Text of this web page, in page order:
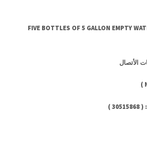
FIVE BOTTLES OF 5 GALLON EMPTY
الأتصال
)